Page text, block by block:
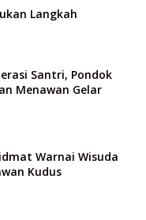
Langkah
Santri, Pondok
Menawan Gelar
Warnai Wisuda
Kudus